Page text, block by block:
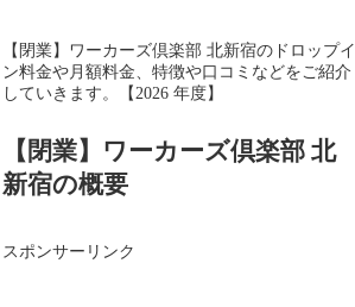
【閉業】ワーカーズ倶楽部 北新宿のドロップイ
ン料金や月額料金、特徴や口コミなどをご紹介
していきます。【2026 年度】
【閉業】ワーカーズ倶楽部 北
新宿の概要
スポンサーリンク